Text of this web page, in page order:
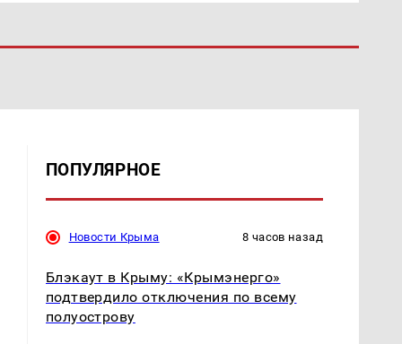
ПОПУЛЯРНОЕ
Новости Крыма 8 часов назад
Блэкаут в Крыму: «Крымэнерго»
подтвердило отключения по всему
полуострову